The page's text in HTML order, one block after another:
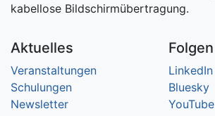
kabellose Bildschirmübertragung.
Aktuelles
Veranstaltungen
Schulungen
Newsletter
Folgen
LinkedIn
Bluesky
YouTube